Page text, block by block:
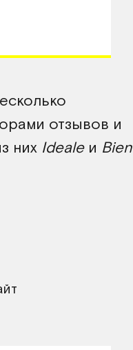
отзывов и
них Idealeи Bien